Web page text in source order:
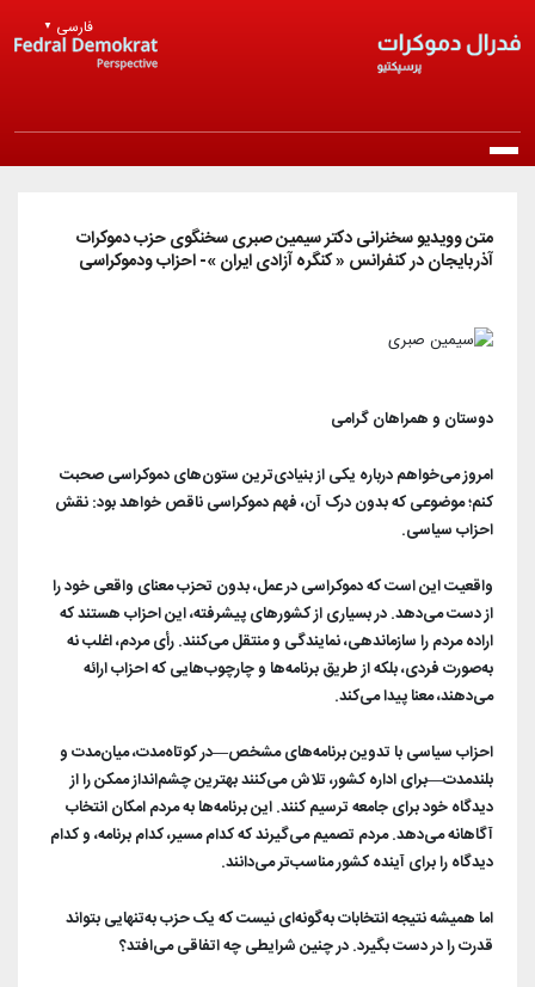
فارسی ▼
درباره ما
معرفی حزب
منشور اخلاقی
شعب و نمایندگان
شورای مرکزی
انتشارات
مقالات و دیدگاه‌ها
دانلود
اخبار
اخبار روز
اخبار حزب
عضویت در حزب
آرشیو بیرلیک
تماس با ما
آختار
متن و‌ویدیو سخنرانی دکتر سیمین صبری سخنگوی حزب دموکرات
آذربایجان در کنفرانس « کنگره آزادی ایران »- احزاب و‌دموکراسی
دوستان و همراهان گرامی
امروز می‌خواهم درباره یکی از بنیادی‌ترین ستون‌های دموکراسی صحبت
کنم؛ موضوعی که بدون درک آن، فهم دموکراسی ناقص خواهد بود: نقش
احزاب سیاسی.
واقعیت این است که دموکراسی در عمل، بدون تحزب معنای واقعی خود را
از دست می‌دهد. در بسیاری از کشورهای پیشرفته، این احزاب هستند که
اراده مردم را سازماندهی، نمایندگی و منتقل می‌کنند. رأی مردم، اغلب نه
به‌صورت فردی، بلکه از طریق برنامه‌ها و چارچوب‌هایی که احزاب ارائه
می‌دهند، معنا پیدا می‌کند.
احزاب سیاسی با تدوین برنامه‌های مشخص—در کوتاه‌مدت، میان‌مدت و
بلندمدت—برای اداره کشور، تلاش می‌کنند بهترین چشم‌انداز ممکن را از
دیدگاه خود برای جامعه ترسیم کنند. این برنامه‌ها به مردم امکان انتخاب
آگاهانه می‌دهد. مردم تصمیم می‌گیرند که کدام مسیر، کدام برنامه، و کدام
دیدگاه را برای آینده کشور مناسب‌تر می‌دانند.
اما همیشه نتیجه انتخابات به‌گونه‌ای نیست که یک حزب به‌تنهایی بتواند
قدرت را در دست بگیرد. در چنین شرایطی چه اتفاقی می‌افتد؟